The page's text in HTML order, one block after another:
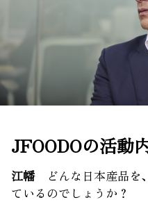
JFOODOの活動
江幡どんな日本産品を
ているのでしょうか？